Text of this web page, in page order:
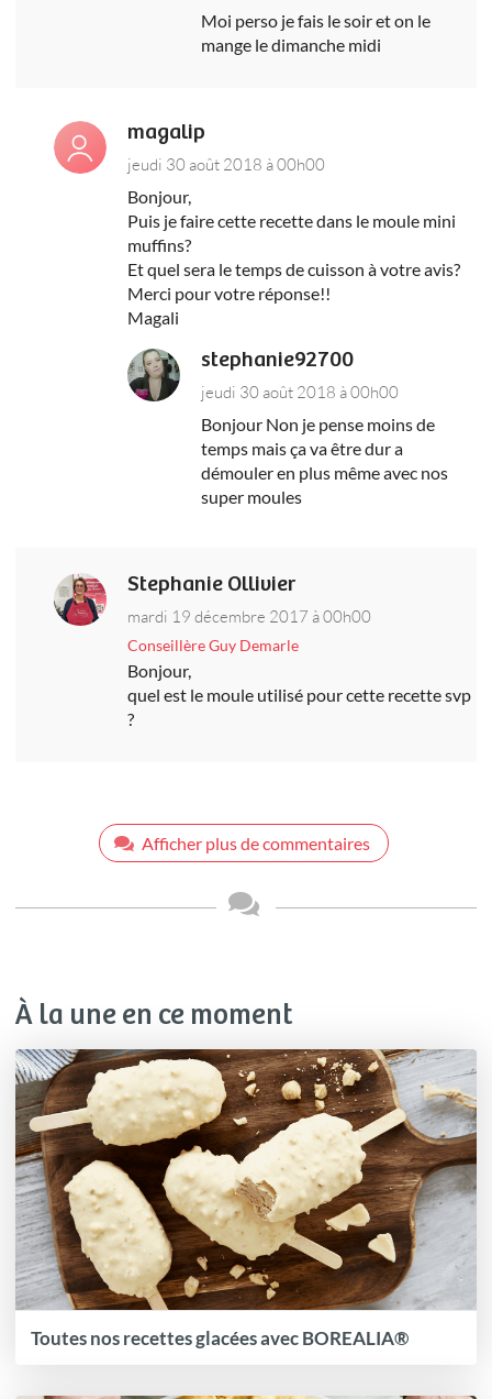
Moi perso je fais le soir et on le
mange le dimanche midi
magalip
jeudi 30 août 2018 à 00h00
Bonjour,
Puis je faire cette recette dans le moule mini
muffins?
Et quel sera le temps de cuisson à votre avis?
Merci pour votre réponse!!
Magali
stephanie92700
jeudi 30 août 2018 à 00h00
Bonjour Non je pense moins de
temps mais ça va être dur a
démouler en plus même avec nos
super moules
Stephanie Ollivier
mardi 19 décembre 2017 à 00h00
Conseillère Guy Demarle
Bonjour,
quel est le moule utilisé pour cette recette svp
?
Afficher plus de commentaires
À la une en ce moment
Toutes nos recettes glacées avec BOREALIA®